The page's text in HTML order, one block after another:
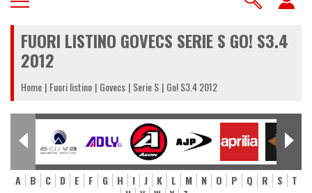
FUORI LISTINO GOVECS SERIE S GO! S3.4
2012
Home Fuori listino Govecs Serie S Go! S3.4 2012
A B C D E F G H I J K L M N O P Q R S
T